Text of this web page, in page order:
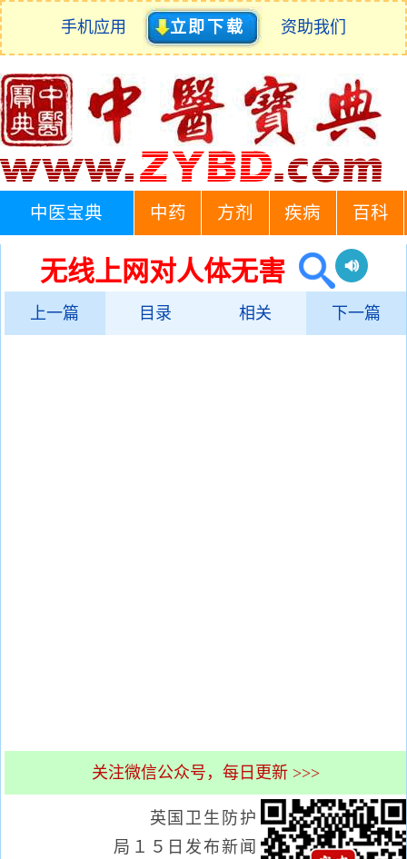
手机应用 立即下载 资助我们
中医宝典 中药 方剂 疾病 百科
无线上网对人体无害
上一篇 目录 相关 下一篇
关注微信公众号，每日更新 >>>
英国卫生防护
局１５日发布新闻